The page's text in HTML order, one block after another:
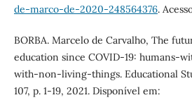
de-marco-de-2020-248564376.
BORBA. Marcelo de Carvalho, The
education since COVID-19: humans-
with-non-living-things. Educational
107, p. 1-19, 2021. Disponível em: